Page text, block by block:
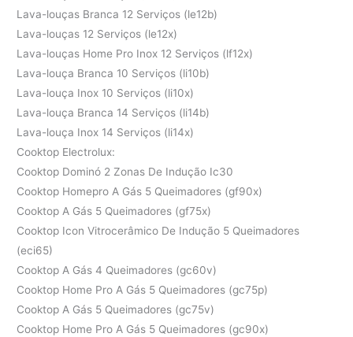
Lava-louças Branca 12 Serviços (le12b)
Lava-louças 12 Serviços (le12x)
Lava-louças Home Pro Inox 12 Serviços (lf12x)
Lava-louça Branca 10 Serviços (li10b)
Lava-louça Inox 10 Serviços (li10x)
Lava-louça Branca 14 Serviços (li14b)
Lava-louça Inox 14 Serviços (li14x)
Cooktop Electrolux:
Cooktop Dominó 2 Zonas De Indução Ic30
Cooktop Homepro A Gás 5 Queimadores (gf90x)
Cooktop A Gás 5 Queimadores (gf75x)
Cooktop Icon Vitrocerâmico De Indução 5 Queimadores
(eci65)
Cooktop A Gás 4 Queimadores (gc60v)
Cooktop Home Pro A Gás 5 Queimadores (gc75p)
Cooktop A Gás 5 Queimadores (gc75v)
Cooktop Home Pro A Gás 5 Queimadores (gc90x)